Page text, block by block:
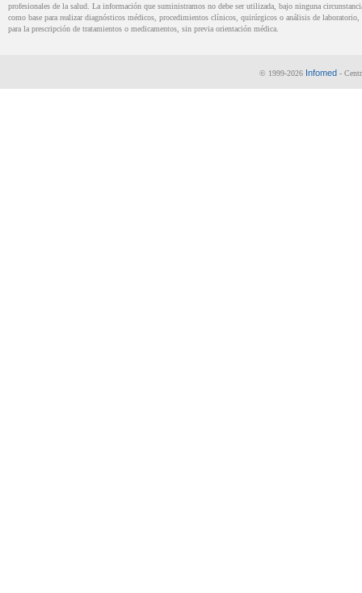
profesionales de la salud. La información que suministramos no debe ser utilizada, bajo ninguna
como base para realizar diagnósticos médicos, procedimientos clínicos, quirúrgicos o análisis de laboratorio,
para la prescripción de tratamientos o medicamentos, sin previa orientación médica.
© 1999-2026 Infomed -